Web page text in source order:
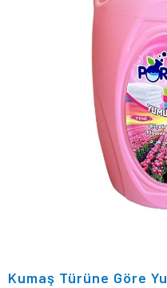
Kumaş Türüne Göre